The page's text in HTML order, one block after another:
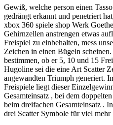
Gewiß, welche person einen
gedrängt erkannt und penetriert
xbox 360 spiele shop Werk
Gehirnzellen anstrengen etwas
Freispiel zu einbehalten, mess
Zeichen in einen Bügeln
bestimmen, ob er 5, 10 und 15
Hugoline sei die eine Art Scatter
angewandten Triumph generiert.
Freispiele liegt dieser
Gesamteinsatz , bei dem
beim dreifachen Gesamteinsatz .
drei Scatter Symbole für viel mehr